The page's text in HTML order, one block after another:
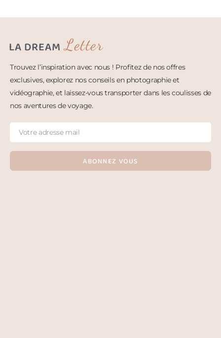
LA DREAM Letter
Trouvez l’inspiration avec nous ! Profitez de nos offres
exclusives, explorez nos conseils en photographie et
vidéographie, et laissez-vous transporter dans les coulisses de
nos aventures de voyage.
ABONNEZ VOUS